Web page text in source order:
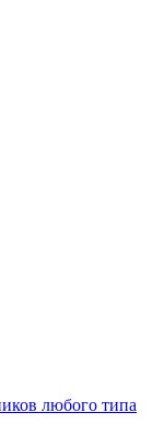
любого типа